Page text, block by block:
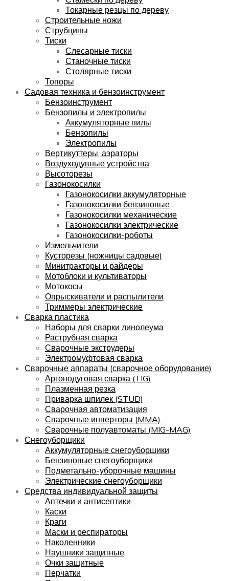
Токарные резцы по дереву
Строительные ножи
Струбцины
Тиски
Слесарные тиски
Станочные тиски
Столярные тиски
Топоры
Садовая техника и бензоинструмент
Бензоинструмент
Бензопилы и электропилы
Аккумуляторные пилы
Бензопилы
Электропилы
Вертикуттеры, аэраторы
Воздуходувные устройства
Высоторезы
Газонокосилки
Газонокосилки аккумуляторные
Газонокосилки бензиновые
Газонокосилки механические
Газонокосилки электрические
Газонокосилки-роботы
Измельчители
Кусторезы (ножницы садовые)
Минитракторы и райдеры
Мотоблоки и культиваторы
Мотокосы
Опрыскиватели и распылители
Триммеры электрические
Сварка пластика
Наборы для сварки линолеума
Раструбная сварка
Сварочные экструдеры
Электромуфтовая сварка
Сварочные аппараты (сварочное оборудование)
Аргонодуговая сварка (TIG)
Плазменная резка
Приварка шпилек (STUD)
Сварочная автоматизация
Сварочные инверторы (MMA)
Сварочные полуавтоматы (MIG-MAG)
Снегоуборщики
Аккумуляторные снегоуборщики
Бензиновые снегоуборщики
Подметально-уборочные машины
Электрические снегоуборщики
Средства индивидуальной защиты
Аптечки и антисептики
Каски
Краги
Маски и респираторы
Наколенники
Наушники защитные
Очки защитные
Перчатки